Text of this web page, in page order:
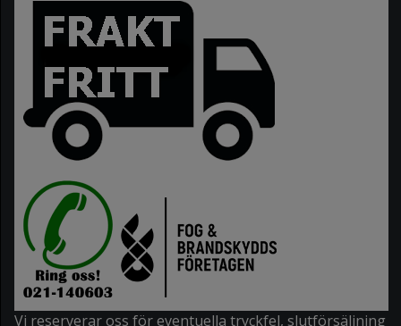
Vi reserverar oss för eventuella tryckfel, slutförsäljning